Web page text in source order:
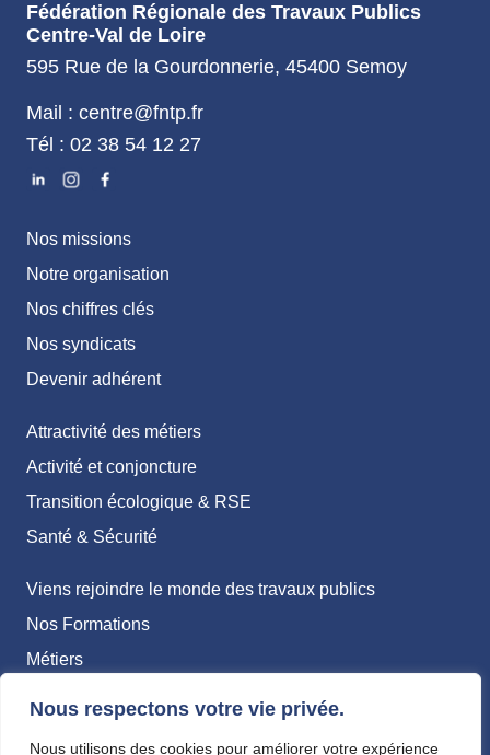
Nous respectons votre vie privée.
Nous utilisons des cookies pour améliorer votre expérience
Fédération Régionale des Travaux Publics
Centre-Val de Loire
595 Rue de la Gourdonnerie, 45400 Semoy
Mail : centre@fntp.fr
Tél : 02 38 54 12 27
Nos missions
Notre organisation
Nos chiffres clés
Nos syndicats
Devenir adhérent
Attractivité des métiers
Activité et conjoncture
Transition écologique & RSE
Santé & Sécurité
Viens rejoindre le monde des travaux publics
Nos Formations
Métiers
Politique de confidentialité
Mentions légales